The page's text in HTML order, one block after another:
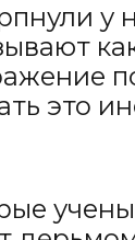
у
это